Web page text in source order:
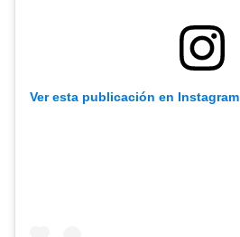
Ver esta publicación en Instagram